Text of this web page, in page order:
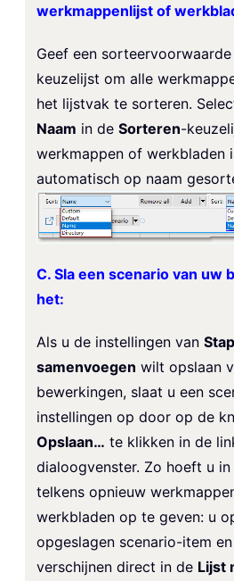
werkmappenlijst of
Geef een
keuzelijst om alle
het lijstvak te sorteren.
Naam in de Sorteren-
werkmappen of werkbladen
automatisch op naam
C. Sla een scenario van uw
het:
Als u de instellingen van
samenvoegen wilt opslaan
bewerkingen, slaat u een
instellingen op door op de
Opslaan… te klikken in de
dialoogvenster. Zo hoeft u
telkens opnieuw
werkbladen op te geven: u
opgeslagen scenario-item
verschijnen direct in de Lijst